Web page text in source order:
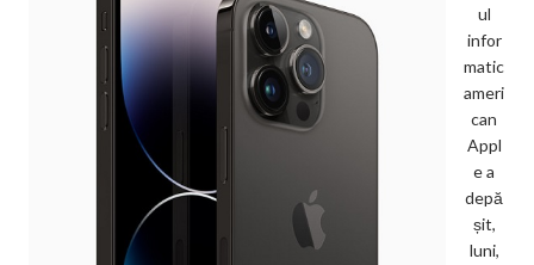
ul
infor
matic
ameri
can
Appl
e a
depă
șit,
luni,